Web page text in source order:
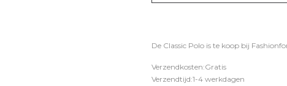
De Classic Polo is te koop bij
Verzendkosten:Gratis
Verzendtijd:1-4 werkdagen